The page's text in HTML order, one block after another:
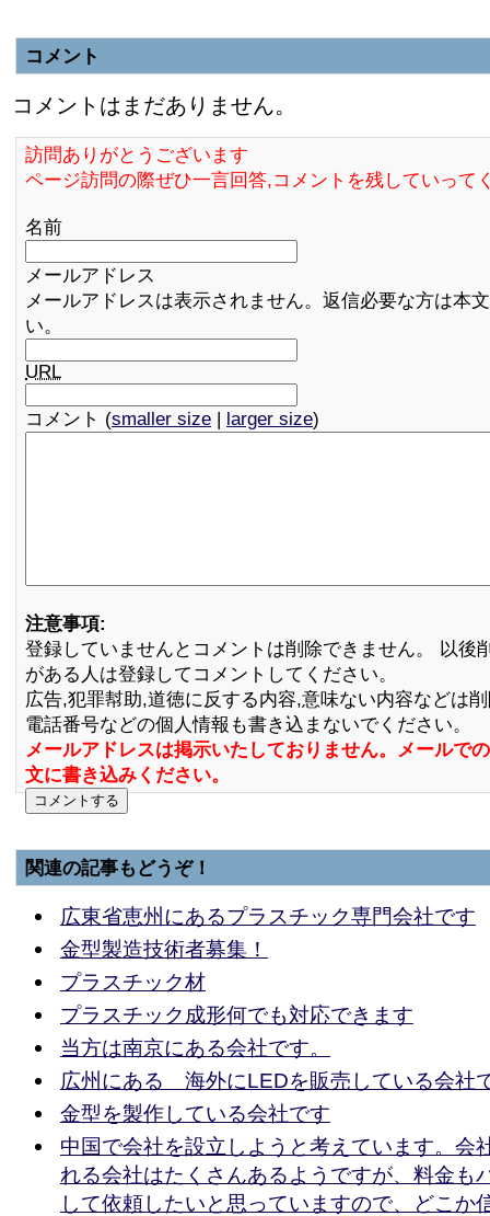
コメント
コメントはまだありません。
訪問ありがとうございます
ページ訪問の際ぜひ一言回答,コメントを残していって
名前
メールアドレス
メールアドレスは表示されません。返信必要な方は本
い。
URL
コメント (smaller size | larger size)
注意事項:
登録していませんとコメントは削除できません。 以後
がある人は登録してコメントしてください。
広告,犯罪幇助,道徳に反する内容,意味ない内容などは
電話番号などの個人情報も書き込まないでください。
メールアドレスは掲示いたしておりません。メールで
文に書き込みください。
関連の記事もどうぞ！
広東省恵州にあるプラスチック専門会社です
金型製造技術者募集！
プラスチック材
プラスチック成形何でも対応できます
当方は南京にある会社です。
広州にある 海外にLEDを販売している会社
金型を製作している会社です
中国で会社を設立しようと考えています。会
れる会社はたくさんあるようですが、料金も
して依頼したいと思っていますので、どこか